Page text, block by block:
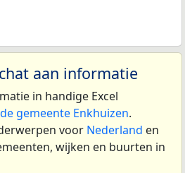
aan informatie
in handige Excel
de gemeente Enkhuizen.
voor Nederland en
wijken en buurten in